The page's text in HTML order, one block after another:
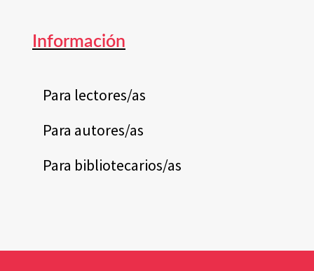
Información
Para lectores/as
Para autores/as
Para bibliotecarios/as